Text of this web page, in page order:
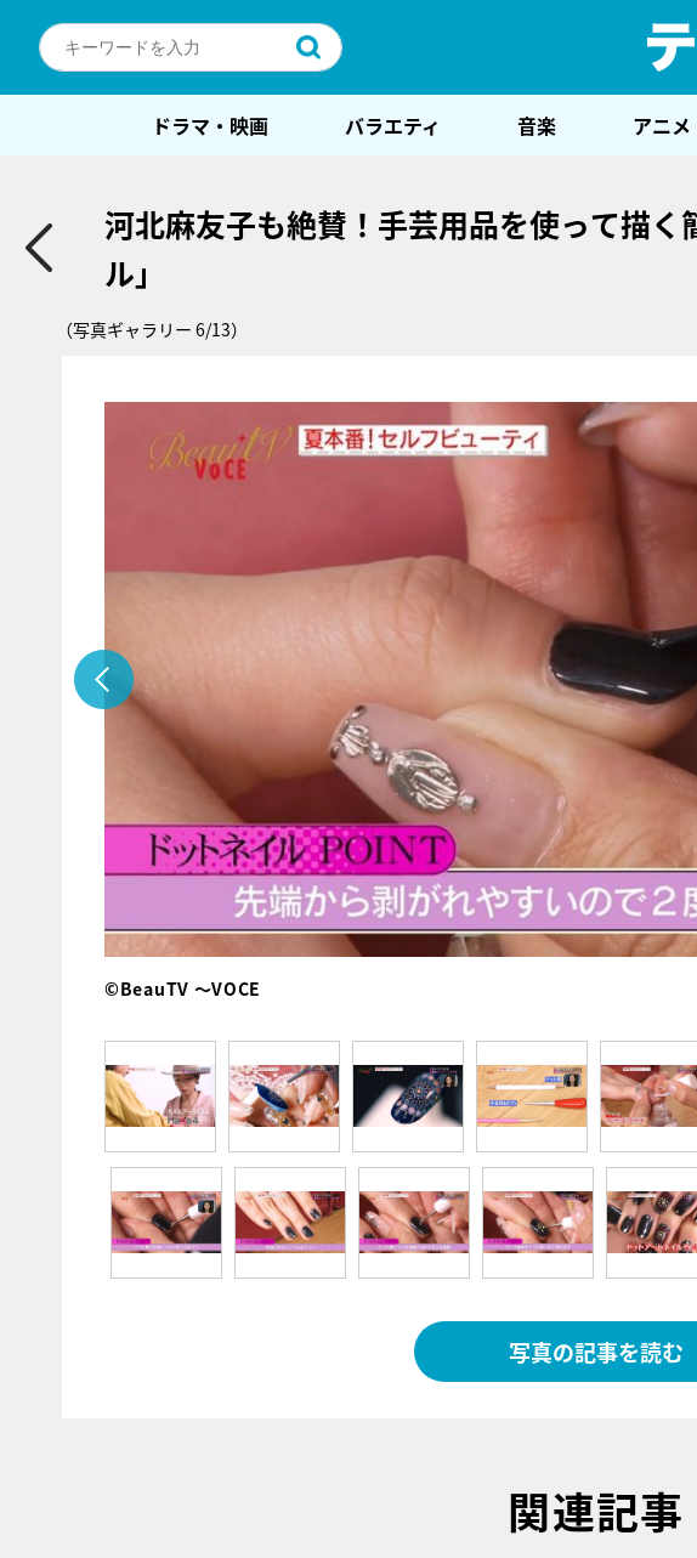
ドラマ・映画 バラエティ 音楽 アニ
河北麻友子も絶賛！手芸用品を使って描
ル」
（写真ギャラリー 6/13）
©BeauTV ～VOCE
写真の記事を読む
関連記事